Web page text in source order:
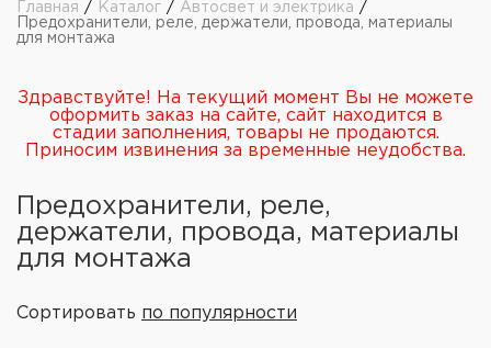
Главная / Каталог / Автосвет и электрика /
Предохранители, реле, держатели, провода, материалы
для монтажа
Здравствуйте! На текущий момент Вы не можете
оформить заказ на сайте, сайт находится в
стадии заполнения, товары не продаются.
Приносим извинения за временные неудобства.
Предохранители, реле,
держатели, провода, материалы
для монтажа
Сортировать по популярности